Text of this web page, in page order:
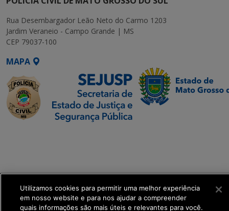
Rua Desembargador Leão Neto do Carmo 1203
Jardim Veraneio - Campo Grande | MS
CEP 79037-100
MAPA
get_footer();
Utilizamos cookies para permitir uma melhor experiência
em nosso website e para nos ajudar a compreender
quais informações são mais úteis e relevantes para você.